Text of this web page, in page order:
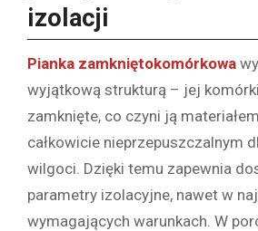
izolacji
Pianka zamkniętokomórkowa
wyjątkową strukturą – jej komórki
zamknięte, co czyni ją
całkowicie nieprzepuszczalnym
wilgoci. Dzięki temu zapewnia
parametry izolacyjne, nawet w
wymagających warunkach. W